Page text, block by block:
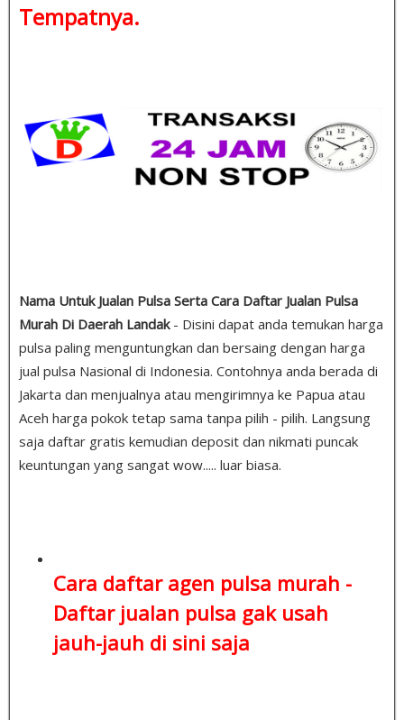
Tempatnya.
Nama Untuk Jualan Pulsa Serta Cara Daftar Jualan Pulsa
Murah Di Daerah Landak- Disini dapat anda temukan harga
pulsa paling menguntungkan dan bersaing dengan harga
jual pulsa Nasional di Indonesia. Contohnya anda berada di
Jakarta dan menjualnya atau mengirimnya ke Papua atau
Aceh harga pokok tetap sama tanpa pilih - pilih. Langsung
saja daftar gratis kemudian deposit dan nikmati puncak
keuntungan yang sangat wow..... luar biasa.
Cara daftar agen pulsa murah -
Daftar jualan pulsa gak usah
jauh-jauh di sini saja